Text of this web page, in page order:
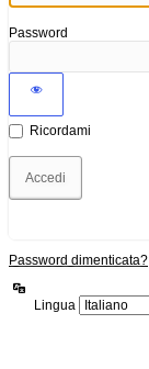
Password
Ricordami
Password dimenticata?
Lingua